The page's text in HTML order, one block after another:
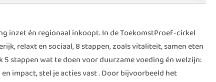
inzet én regionaal inkoopt. In de ToekomstProef-cirkel
relaxt en sociaal, 8 stappen, zoals vitaliteit, samen eten
stappen wat te doen voor duurzame voeding én welzijn:
impact, stel je acties vast . Door bijvoorbeeld het